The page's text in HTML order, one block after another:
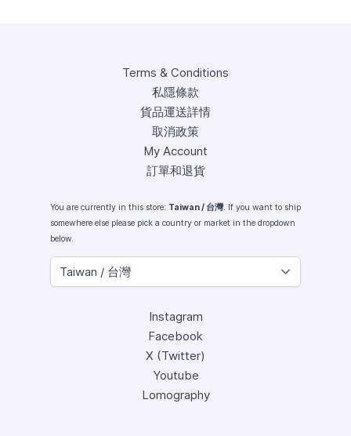
Terms & Conditions
私隱條款
貨品運送詳情
取消政策
My Account
訂單和退貨
You are currently in this store: Taiwan / 台灣. If you want to ship
somewhere else please pick a country or market in the dropdown
below.
Instagram
Facebook
X (Twitter)
Youtube
Lomography